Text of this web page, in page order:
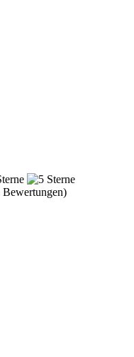
Bewertungen)